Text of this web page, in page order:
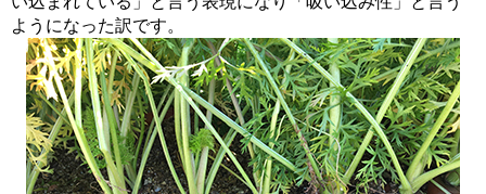
ようになった訳です。